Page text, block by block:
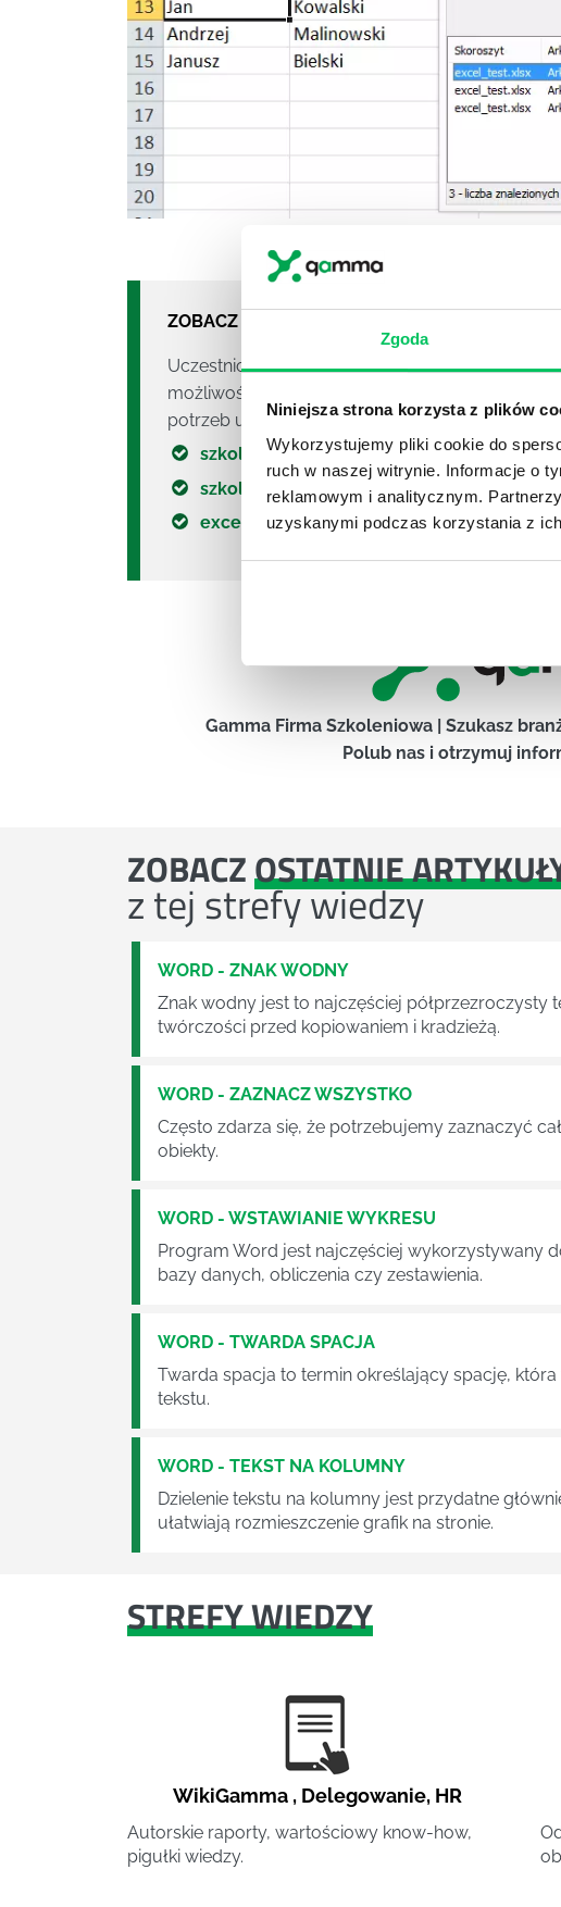
Zgoda
Niniejsza strona korzysta z plików
Wykorzystujemy pliki cookie do
ruch w naszej witrynie. Informacje o
reklamowym i analitycznym.
uzyskanymi podczas korzystania z ich
ZOBACZ NASZE SZKOLENIA:
Uczestnictwu w szkoleniuANALIZA DANYCH ZA
możliwość sprawnej analizy i syntezy danych –
potrzeb uczestnika i firmy.Uczestników tego
szkolenie excel zaawansowany
szkolenie excel średniozaawansowany
excel dla księgowych szkolenie
Gamma Firma Szkoleniowa | Szukasz
Polub nas i otrzymuj
ZOBACZOSTATNIE
z tej strefy wiedzy
WORD - ZNAK WODNY
Znak wodny jest to najczęściej półprzezroczysty
twórczości przed kopiowaniem i kradzieżą.
WORD - ZAZNACZ WSZYSTKO
Często zdarza się, że potrzebujemy zaznaczyć
obiekty.
WORD - WSTAWIANIE WYKRESU
Program Word jest najczęściej wykorzystywany
bazy danych, obliczenia czy zestawienia.
WORD - TWARDA SPACJA
Twarda spacja to termin określający spację,
tekstu.
WORD - TEKST NA KOLUMNY
Dzielenie tekstu na kolumny jest przydatne
ułatwiają rozmieszczenie grafik na stronie.
STREFY WIEDZY
WikiGamma , Delegowanie, HR
Autorskie raporty, wartościowy know-how,
pigułki wiedzy.